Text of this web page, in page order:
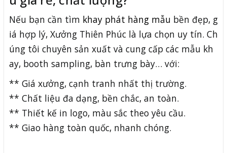
Nếu bạn cần tìm khay phát hàng mẫu bền đẹp, g
iá hợp lý, Xưởng Thiên Phúc là lựa chọn uy tín. Ch
úng tôi chuyên sản xuất và cung cấp các mẫu kh
ay, booth sampling, bàn trưng bày… với:
** Giá xưởng, cạnh tranh nhất thị trường.
** Chất liệu đa dạng, bền chắc, an toàn.
** Thiết kế in logo, màu sắc theo yêu cầu.
** Giao hàng toàn quốc, nhanh chóng.